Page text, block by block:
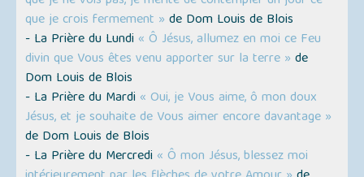
que je crois fermement » de Dom Louis de Blois
- La Prière du Lundi « Ô Jésus, allumez en moi ce Feu
divin que Vous êtes venu apporter sur la terre » de
Dom Louis de Blois
- La Prière du Mardi « Oui, je Vous aime, ô mon doux
Jésus, et je souhaite de Vous aimer encore davantage »
de Dom Louis de Blois
- La Prière du Mercredi « Ô mon Jésus, blessez moi